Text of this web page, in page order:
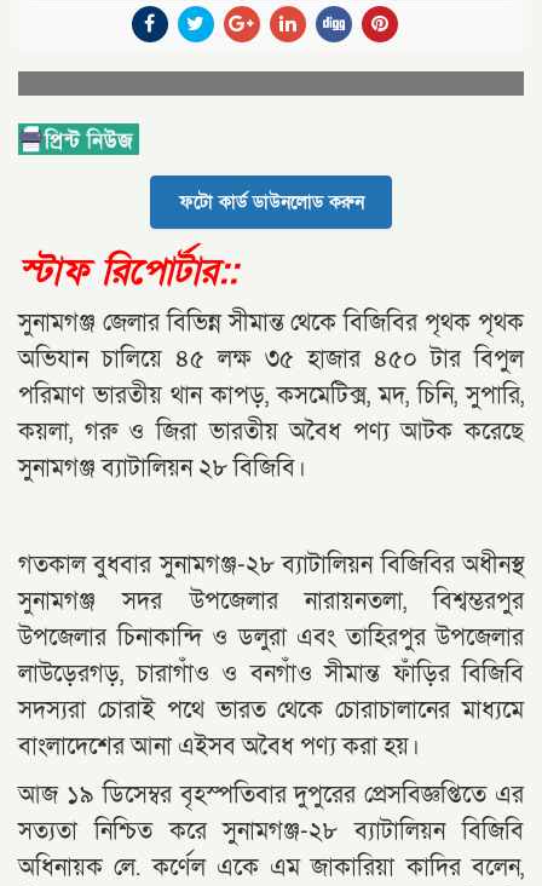
ফটো কার্ড ডাউনলোড করুন
স্টাফ রিপোর্টার::
সুনামগঞ্জ জেলার বিভিন্ন সীমান্ত থেকে বিজিবির পৃথক পৃথক
অভিযান চালিয়ে ৪৫ লক্ষ ৩৫ হাজার ৪৫০ টার বিপুল
পরিমাণ ভারতীয় থান কাপড়, কসমেটিক্স, মদ, চিনি, সুপারি,
কয়লা, গরু ও জিরা ভারতীয় অবৈধ পণ্য আটক করেছে
সুনামগঞ্জ ব্যাটালিয়ন ২৮ বিজিবি।
গতকাল বুধবার সুনামগঞ্জ-২৮ ব্যাটালিয়ন বিজিবির অধীনস্থ
সুনামগঞ্জ সদর উপজেলার নারায়নতলা, বিশ্বম্ভরপুর
উপজেলার চিনাকান্দি ও ডলুরা এবং তাহিরপুর উপজেলার
লাউড়েরগড়, চারাগাঁও ও বনগাঁও সীমান্ত ফাঁড়ির বিজিবি
সদস্যরা চোরাই পথে ভারত থেকে চোরাচালানের মাধ্যমে
বাংলাদেশের আনা এইসব অবৈধ পণ্য করা হয়।
আজ ১৯ ডিসেম্বর বৃহস্পতিবার দুপুরের প্রেসবিজ্ঞপ্তিতে এর
সত্যতা নিশ্চিত করে সুনামগঞ্জ-২৮ ব্যাটালিয়ন বিজিবি
অধিনায়ক লে. কর্ণেল একে এম জাকারিয়া কাদির বলেন,